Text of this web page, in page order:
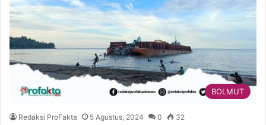
BOLMUT
Redaksi ProFakta 5 Agustus, 2024 0 32